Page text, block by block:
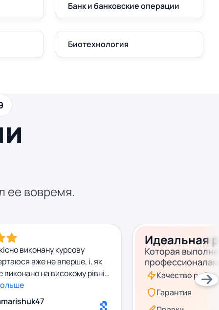
Банк и банковские операции
Биотехнология
ее вовремя.
виконану курсову
вже не вперше, і, як
на високому рівні.
готова вчасно, всі вимоги
результат повністю
Идеальная
Которая
Качество работ
Гарантия